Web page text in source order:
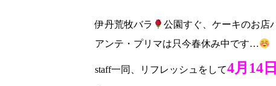
伊丹荒牧バラ 公園すぐ、ケーキのお店
アンテ・プリマは只今春休み中です…
staff一同、リフレッシュをして4月14